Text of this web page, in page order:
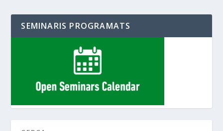
SEMINARIS PROGRAMATS